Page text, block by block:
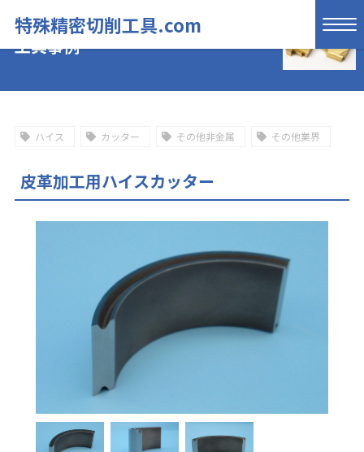
特殊精密切削工具.com
工具事例
ハイス カッター その他非金属 その他業界
皮革加工用ハイスカッター